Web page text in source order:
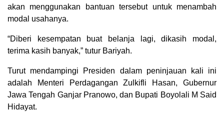
akan menggunakan bantuan tersebut untuk menambah
modal usahanya.
“Diberi kesempatan buat belanja lagi, dikasih modal,
terima kasih banyak,” tutur Bariyah.
Turut mendampingi Presiden dalam peninjauan kali ini
adalah Menteri Perdagangan Zulkifli Hasan, Gubernur
Jawa Tengah Ganjar Pranowo, dan Bupati Boyolali M Said
Hidayat.